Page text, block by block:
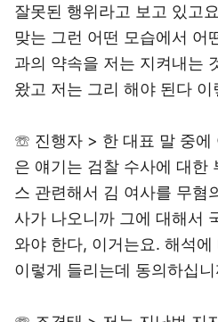
잘못된 행위라고 보고 있고
맞는 그런 어떤 모습에서 어
과의 약속을 저는 지켜내는
왔고 저는 그리 해야 된다
☏ 진행자 > 한 대표 말 중에
은 얘기는 검찰 수사에 대한
스 관련해서 김 여사를 무혐
사가 나오니까 그에 대해서
와야 한다, 이거는요. 해석
이렇게 들리는데 동의하십